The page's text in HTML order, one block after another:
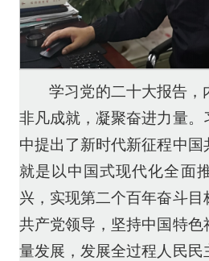
学习党的二十大报告，
非凡成就，凝聚奋进力量
中提出了新时代新征程中国
就是以中国式现代化全面
兴，实现第二个百年奋斗目
共产党领导，坚持中国特
量发展，发展全过程人民